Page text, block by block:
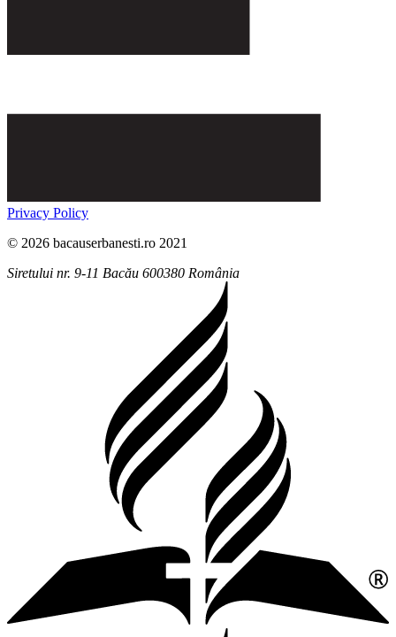
Privacy Policy
© 2026 bacauserbanesti.ro 2021
Siretului nr. 9-11 Bacău 600380 România